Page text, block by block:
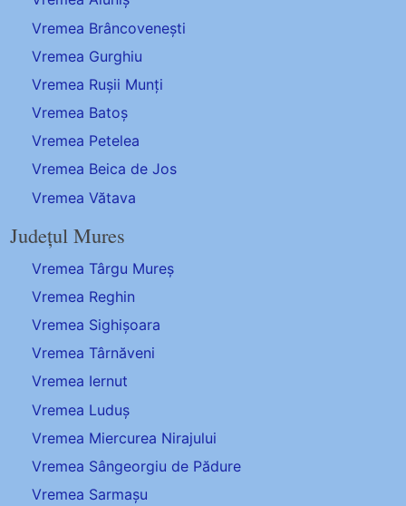
Vremea Brâncovenești
Vremea Gurghiu
Vremea Rușii Munți
Vremea Batoș
Vremea Petelea
Vremea Beica de Jos
Vremea Vătava
Județul Mures
Vremea Târgu Mureș
Vremea Reghin
Vremea Sighișoara
Vremea Târnăveni
Vremea Iernut
Vremea Luduș
Vremea Miercurea Nirajului
Vremea Sângeorgiu de Pădure
Vremea Sarmașu